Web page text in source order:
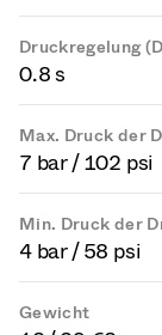
Druckregelung
0.8 s
Max. Druck der
7 bar / 102 psi
Min. Druck der
4 bar / 58 psi
Gewicht